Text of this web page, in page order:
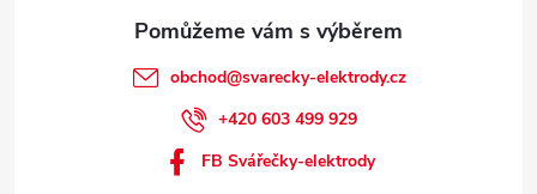
obchod@svarecky-elektrody.cz
+420 603 499 929
FB Svářečky-elektrody